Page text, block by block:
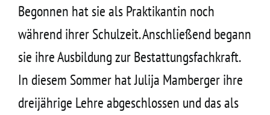
Kontakt
Begonnen hat sie als Praktikantin noch
während ihrer Schulzeit. Anschließend begann
sie ihre Ausbildung zur Bestattungsfachkraft.
In diesem Sommer hat Julija Mamberger ihre
dreijährige Lehre abgeschlossen und das als